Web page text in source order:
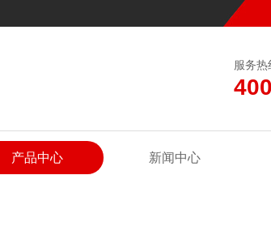
服务热
产品中心 新闻中心